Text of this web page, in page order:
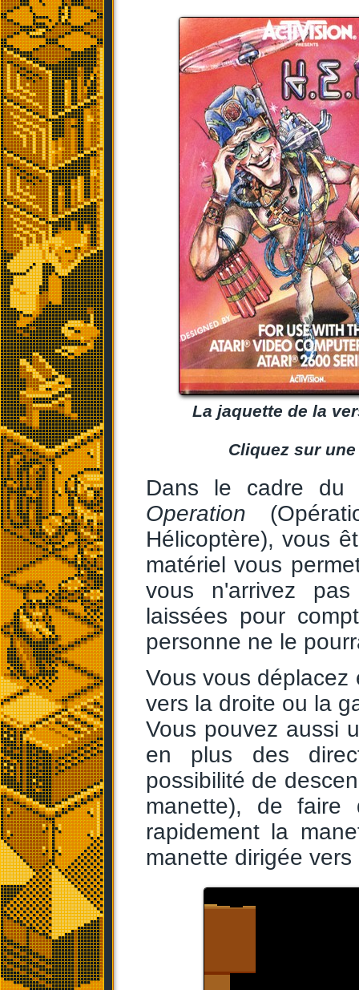
La jaquette de la
Cliquez sur
Dans le cadre
Operation
Hélicoptère), vous
matériel vous
vous n'arrivez
laissées pour
personne ne le
Vous vous déplacez
vers la droite ou la
Vous pouvez aussi
en plus des
possibilité de
manette), de faire
rapidement la
manette dirigée vers